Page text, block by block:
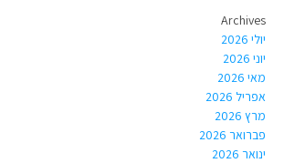
Archives
יולי 2026
יוני 2026
מאי 2026
אפריל 2026
מרץ 2026
פברואר 2026
ינואר 2026